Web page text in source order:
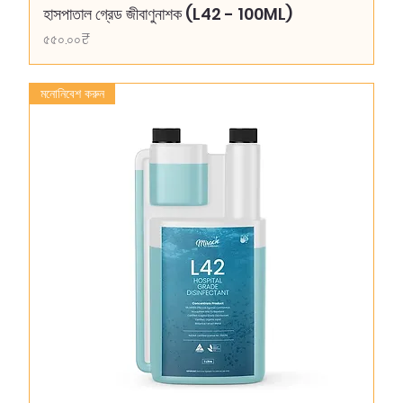
হাসপাতাল গ্রেড জীবাণুনাশক (L42 - 100ML)
Price
৫৫০.০০₹
মনোনিবেশ করুন